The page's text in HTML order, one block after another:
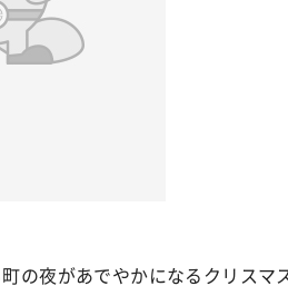
の夜があでやかになるクリスマ